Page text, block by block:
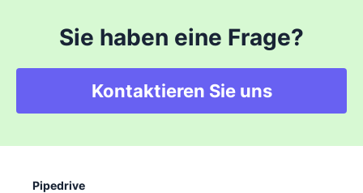
Sie haben eine Frage?
Kontaktieren Sie uns
Pipedrive